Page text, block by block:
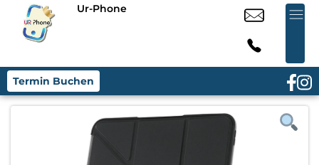
Ur-Phone
Termin Buchen